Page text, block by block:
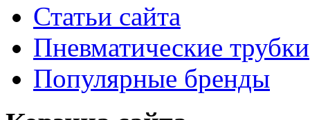
Статьи сайта
Пневматические трубки
Популярные бренды